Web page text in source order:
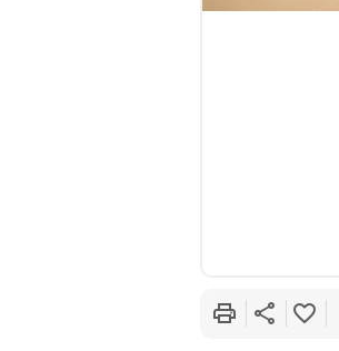
favorite_border
share
print